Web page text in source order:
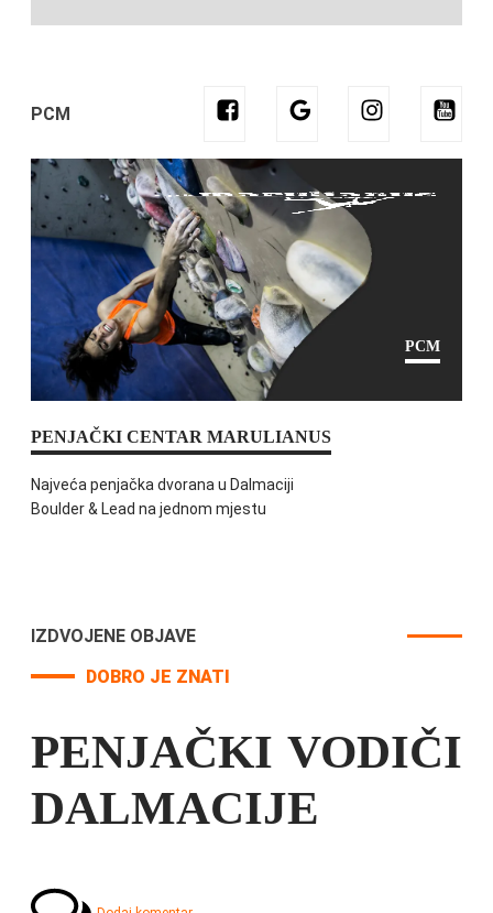
PCM
PCM
PENJAČKI CENTAR MARULIANUS
Najveća penjačka dvorana u Dalmaciji
Boulder & Lead na jednom mjestu
IZDVOJENE OBJAVE
DOBRO JE ZNATI
PENJAČKI VODIČI
DALMACIJE